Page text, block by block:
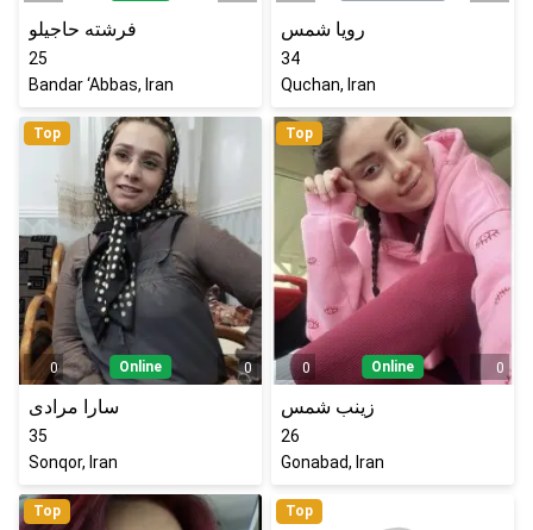
فرشته حاجیلو
25
Bandar ‘Abbas, Iran
رویا شمس
34
Quchan, Iran
Top
0 Online 0
سارا مرادی
35
Sonqor, Iran
Top
0 Online 0
زینب شمس
26
Gonabad, Iran
Top Top